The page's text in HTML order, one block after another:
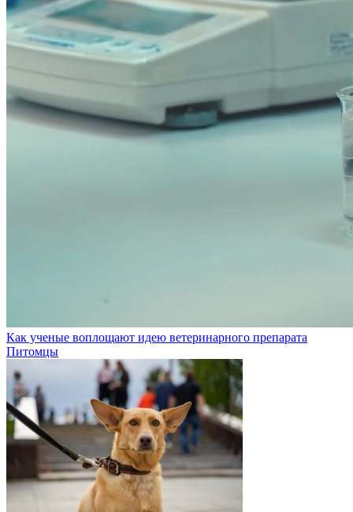
Как ученые воплощают идею ветеринарного препарата
Питомцы